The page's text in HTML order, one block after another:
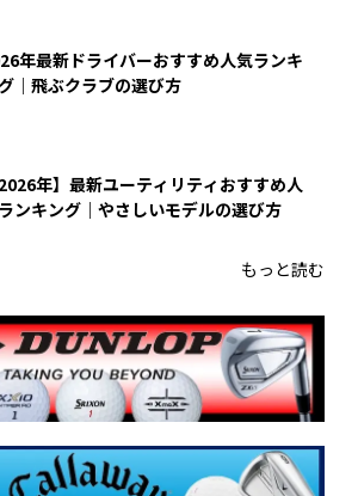
年最新ドライバーおすすめ人気ランキ
｜飛ぶクラブの選び方
2026年】最新ユーティリティおすすめ人
ンキング｜やさしいモデルの選び方
もっと読む